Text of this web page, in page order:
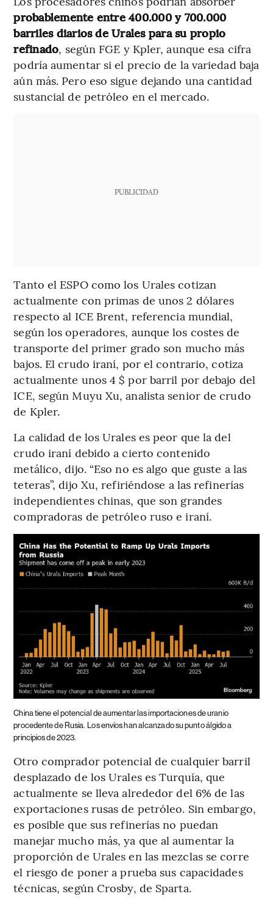
probablemente entre 400.000 y 700.000
barriles diarios de Urales para su propio
refinado, según FGE y Kpler, aunque esa cifra
podría aumentar si el precio de la variedad baja
aún más. Pero eso sigue dejando una cantidad
sustancial de petróleo en el mercado.
PUBLICIDAD
Tanto el ESPO como los Urales cotizan
actualmente con primas de unos 2 dólares
respecto al ICE Brent, referencia mundial,
según los operadores, aunque los costes de
transporte del primer grado son mucho más
bajos. El crudo iraní, por el contrario, cotiza
actualmente unos 4 $ por barril por debajo del
ICE, según Muyu Xu, analista senior de crudo
de Kpler.
La calidad de los Urales es peor que la del
crudo iraní debido a cierto contenido
metálico, dijo. “Eso no es algo que guste a las
teteras”, dijo Xu, refiriéndose a las refinerías
independientes chinas, que son grandes
compradoras de petróleo ruso e iraní.
China tiene el potencial de aumentar las importaciones de uranio
procedente de Rusia. Los envíos han alcanzado su punto álgido a
principios de 2023.
Otro comprador potencial de cualquier barril
desplazado de los Urales es Turquía, que
actualmente se lleva alrededor del 6% de las
exportaciones rusas de petróleo. Sin embargo,
es posible que sus refinerías no puedan
manejar mucho más, ya que al aumentar la
proporción de Urales en las mezclas se corre
el riesgo de poner a prueba sus capacidades
técnicas, según Crosby, de Sparta.